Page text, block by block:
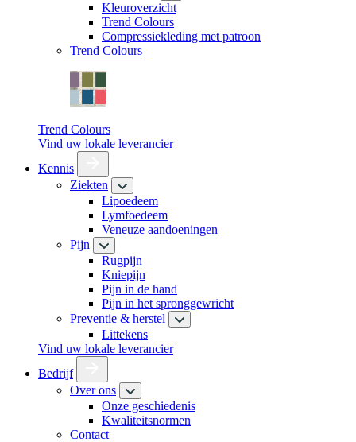
Kleuroverzicht
Trend Colours
Compressiekleding met patroon
Trend Colours
Trend Colours
Vind uw lokale leverancier
Kennis
Ziekten
Lipoedeem
Lymfoedeem
Veneuze aandoeningen
Pijn
Rugpijn
Kniepijn
Pijn in de hand
Pijn in het spronggewricht
Preventie & herstel
Littekens
Vind uw lokale leverancier
Bedrijf
Over ons
Onze geschiedenis
Kwaliteitsnormen
Contact